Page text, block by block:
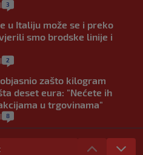
3
u Italiju može se i preko
smo brodske linije i
2
zašto kilogram
deset eura: "Nećete ih
u trgovinama"
8
jedno od stresnijih iskustava.
cijena i nekoliko savjeta